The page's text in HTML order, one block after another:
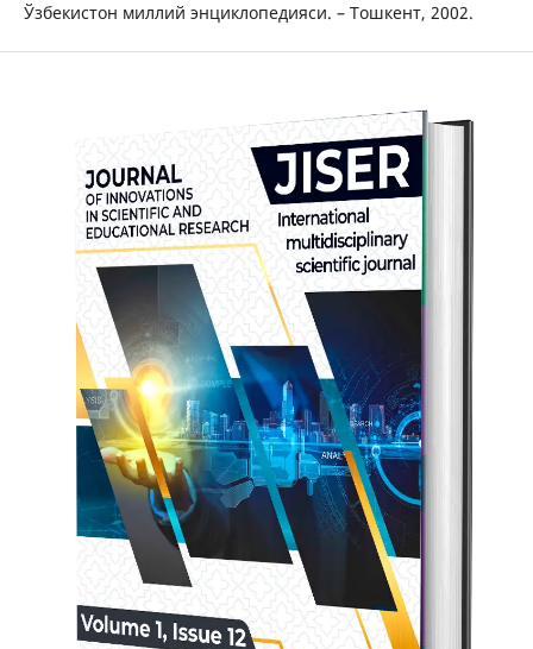
Ўзбекистон миллий энциклопедияси. – Тошкент, 2002.